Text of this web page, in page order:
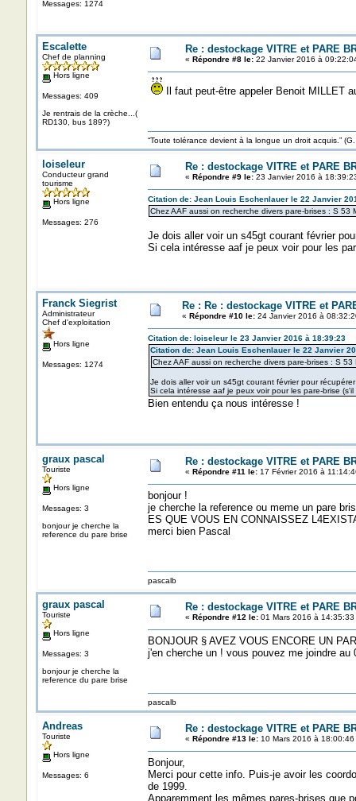
Messages: 1274
Escalette
Chef de planning
Hors ligne
Messages: 409
Je rentrais de la crèche...(
RD130, bus 189?)
Re : destockage VITRE et PARE
« Répondre #8 le:22 Janvier 2016 à
Il faut peut-être appeler Benoit MILLET
“Toute tolérance devient à la longue un droit acquis.”
loiseleur
Conducteur grand
tourisme
Hors ligne
Messages: 276
Re : destockage VITRE et PARE
« Répondre #9 le:23 Janvier 2016 à
Citation de: Jean Louis Eschenlauer le 22 Janvier
Chez AAF aussi on recherche divers pare-brises : S 53
Je dois aller voir un s45gt courant février
Si cela intéresse aaf je peux voir pour les
Franck Siegrist
Administrateur
Chef d'exploitation
Hors ligne
Messages: 1274
Re : Re : destockage VITRE et
« Répondre #10 le:24 Janvier 2016 à
Citation de: loiseleur le 23 Janvier 2016 à 18:39:23
Citation de: Jean Louis Eschenlauer le 22 Janvier
Chez AAF aussi on recherche divers pare-brises : S 53
Je dois aller voir un s45gt courant février pour
Si cela intéresse aaf je peux voir pour les pare-brise
Bien entendu ça nous intéresse !
graux pascal
Touriste
Hors ligne
Messages: 3
bonjour je cherche la
reference du pare brise
Re : destockage VITRE et PARE
« Répondre #11 le:17 Février 2016 à
bonjour !
je cherche la reference ou meme un pare
ES QUE VOUS EN CONNAISSEZ
merci bien Pascal
pascalb
graux pascal
Touriste
Hors ligne
Messages: 3
bonjour je cherche la
reference du pare brise
Re : destockage VITRE et PARE
« Répondre #12 le:01 Mars 2016 à 14:35:33
BONJOUR § AVEZ VOUS ENCORE UN
j'en cherche un ! vous pouvez me joindre au
pascalb
Andreas
Touriste
Hors ligne
Messages: 6
Re : destockage VITRE et PARE
« Répondre #13 le:10 Mars 2016 à 18:00:46
Bonjour,
Merci pour cette info. Puis-je avoir les
de 1999.
Apparemment les mêmes pares-brises que